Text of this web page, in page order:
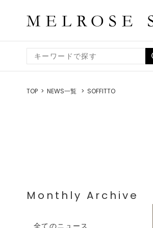
TOP NEWS一覧 SOFFITTO
Monthly Archive
全てのニュース